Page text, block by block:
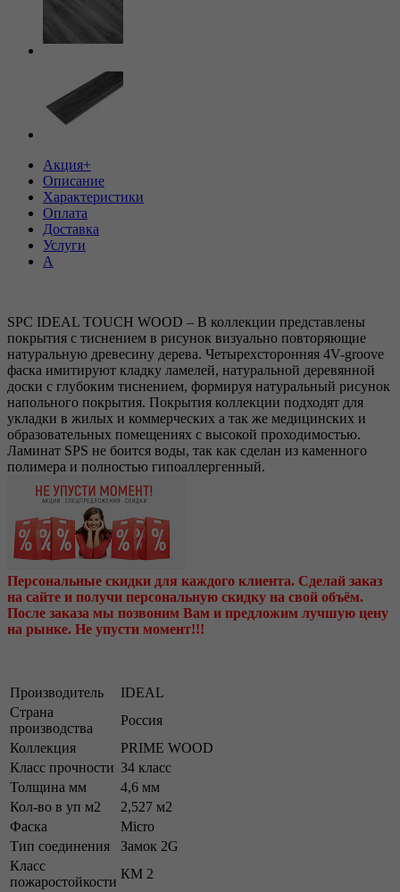
Акция+
Описание
Характеристики
Оплата
Доставка
Услуги
А
SPC IDEAL TOUCH WOOD – В коллекции представлены
покрытия с тиснением в рисунок визуально повторяющие
натуральную древесину дерева. Четырехсторонняя 4V-groove
фаска имитируют кладку ламелей, натуральной деревянной
доски с глубоким тиснением, формируя натуральный рисунок
напольного покрытия. Покрытия коллекции подходят для
укладки в жилых и коммерческих а так же медицинских и
образовательных помещениях с высокой проходимостью.
Ламинат SPS не боится воды, так как сделан из каменного
полимера и полностью гипоаллергенный.
Персональные скидки для каждого клиента. Сделай заказ
на сайте и получи персональную скидку на свой объём.
После заказа мы позвоним Вам и предложим лучшую цену
на рынке. Не упусти момент!!!
Производитель
IDEAL
Страна
производства
Россия
Коллекция
PRIME WOOD
Класс прочности 34 класс
Толщина мм
4,6 мм
Кол-во в уп м2
2,527 м2
Фаска
Micro
Тип соединения
Замок 2G
Класс
пожаростойкости
КМ 2